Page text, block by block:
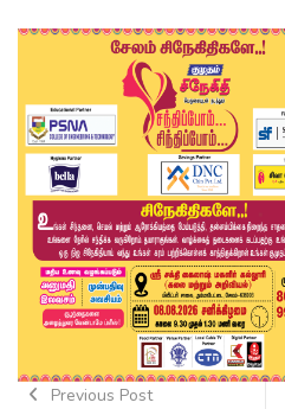
Previous Post